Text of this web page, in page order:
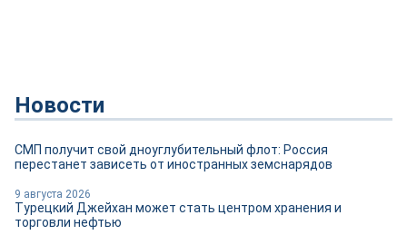
Новости
СМП получит свой дноуглубительный флот: Россия
перестанет зависеть от иностранных земснарядов
9 августа 2026
Турецкий Джейхан может стать центром хранения и
торговли нефтью